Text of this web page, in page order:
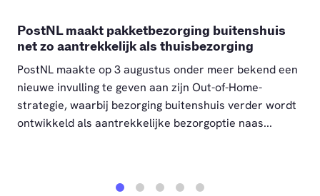
PostNL maakt pakketbezorging buitenshuis
net zo aantrekkelijk als thuisbezorging
PostNL maakte op 3 augustus onder meer bekend een
nieuwe invulling te geven aan zijn Out-of-Home-
strategie, waarbij bezorging buitenshuis verder wordt
ontwikkeld als aantrekkelijke bezorgoptie naas...